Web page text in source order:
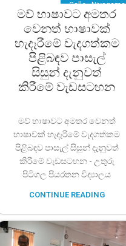
මව් භාෂාවට අමතර
වෙනත් භාෂාවක්
හැදෑරීමේ වැදගත්කම
පිළිබඳව පාසැල්
සිසුන් දැනුවත්
කිරීමේ වැඩසටහන
Galle ,Niyagama
මව් භාෂාවට අමතර වෙනත්
භාෂාවක් හැදෑරීමේ වැදගත්කම
පිළිබඳව පාසැල් සිසුන් දැනුවත්
කිරීමේ වැඩසටහන - උතුරු
පිටිගල පියරතන විද්‍යාලය
CONTINUE READING